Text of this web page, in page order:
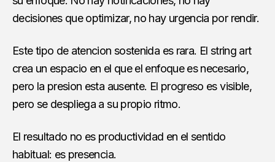
decisiones que optimizar, no hay urgencia por rendir.
Este tipo de atencion sostenida es rara. El string art
crea un espacio en el que el enfoque es necesario,
pero la presion esta ausente. El progreso es visible,
pero se despliega a su propio ritmo.
El resultado no es productividad en el sentido
habitual: es presencia.